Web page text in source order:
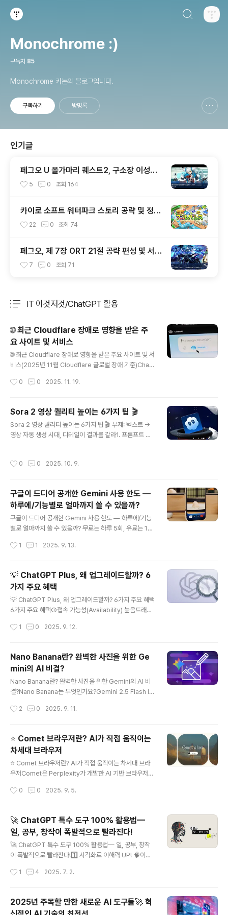
Monochrome :)
구독자 85
Monochrome 카논의 블로그입니다.
구독하기 방명록
인기글
페그오 U 올가마리 퀘스트2, 구소장 이성의
신 아쿠아마리 공략전
5 0 조회 164
카이로 소프트 워터파크 스토리 공략 및 정보
글 22 0 조회 74
페그오, 제 7장 ORT 21절 공략 편성 및 서번
트 출전 순서 공략
7 0 조회 71
IT 이것저것/ChatGPT 활용
🌐 최근 Cloudflare 장애로 영향을 받은 주
요 사이트 및 서비스
🌐 최근 Cloudflare 장애로 영향을 받은 주요 사이트 및 서
비스(2025년 11월 Cloudflare 글로벌 장애 기준)Chat
부에 문제가 발생. AP News+2mint+2X (이전 Twitte
융 타임스+1Spotify: 스트리밍 및 웹 서비스 접속에 장애
보고됨. 포브스+1Canva: 디자인 웹서비스 일부 기능이
중단된 것으로 보도됨. Houston Chronicle+1PayPal:
일부 보도에서 결제 서비스 지연 또는 오류 발생. 포브스+1
0 0 2025. 11. 19.
Sora 2 영상 퀄리티 높이는 6가지 팁 🎬
Sora 2 영상 퀄리티 높이는 6가지 팁 🎬 부제: 텍스트 →
영상 자동 생성 시대, 디테일이 결과를 갈라1. 프롬프트 설
나올 수 있음예: “도심 거리 배경, 황혼 무드, 인물이 걸음을
등이 개선된 버전이라, 이런 디테일을 잘 살려주는 프롬프
트가 효과적임 PC Gamer+12. 카메라 앵글 & 무빙 지시
어 사용하기“카메라 줌 인 / 패닝 / 틸트 / 트랙킹” 같은 앵
글 변화 지시어가 영상에 역동성 부여고정된 뷰만 계속 나
0 0 2025. 10. 9.
구글이 드디어 공개한 Gemini 사용 한도 —
하루에/기능별로 얼마까지 쓸 수 있을까?
구글이 드디어 공개한 Gemini 사용 한도 — 하루에/기능
별로 얼마까지 쓸 수 있을까? 무료는 하루 5회, 유료는 10
랜별·기능별 정리와 실사용 팁 (포스팅용 가독성 구성) ✨
s.txt 제한으로 제가 직접 열람할 수 없었습니다. 그래서 동
일 뉴스(구글이 공개한 사용 한도)를 공식 구글 도움말 페
이지와 The Verge / 9to5Google / Android Centra
l 등 주요 매체 기사, 그리고 개발자용 문서(Cloud·API 쿼
터)를 교차 확인해 원문 내용 + 추가 정보를 항목별로 정리
Gemini 2.5 Pr..
1 1 2025. 9. 13.
💡 ChatGPT Plus, 왜 업그레이드할까? 6
가지 주요 혜택
💡 ChatGPT Plus, 왜 업그레이드할까? 6가지 주요 혜택
6가지 주요 혜택①접속 가능성(Availability) 높음트래픽
되어, “서버 과부하로 잠시 대기 중” 메시지를 덜 보게 됩니
조금 덜 할 가능성이 높아요. Medium③GPT-4 모델 사
용 가능GPT-4가 무료버전보다 더 정교하고, 문맥 처리 능
력과 긴 대화 유지능력이 우수합니다. Medium④새 기능
우선 접근OpenAI가 새 기능이나 개선을 도입할 때, Plus
플러그인(Plugin) 확장..
1 0 2025. 9. 12.
Nano Banana란? 완벽한 사진을 위한 Ge
mini의 AI 비결?
Nano Banana란? 완벽한 사진을 위한 Gemini의 AI 비
결?Nano Banana는 무엇인가요?Gemini 2.5 Flash Im
d가 개발한 새로운 AI 이미지 편집 모델입니다. Gemini
일관성 있게 변형해 줍니다.주요 기능과 특징일관성 유지
기반 편집사람, 반려동물, 사물 등을 반복적으로 편집해도
동일성이 유지되며, "나 자신 같은 느낌"을 잃지 않습니다.
스튜디오급 스타일 편집헤어스타일 및 배경 변경만화 스타
일, 파티 분위기, 영화 속 장면 등 다양한 분위기 전환조명
3D "피규어" 트렌드 인기사용자 사진을 작고 ..
2 0 2025. 9. 11.
⭐ Comet 브라우저란? AI가 직접 움직이는
차세대 브라우저
⭐ Comet 브라우저란? AI가 직접 움직이는 차세대 브라
우저Comet은 Perplexity가 개발한 AI 기반 브라우저
mium) 기반이어서 익숙한 인터페이스를 그대로 유지하면
게 웹을 다룰 수 있는 게 특징입니다.먼저 접근성 면에서는
초기에는 월 $200의 Max 요금제에서만 제공되었지만,
이후 $20 Pro 구독자에게도 확장되어 더 많은 사람들이
체험할 수 있게 되었습니다.🖥️ 익숙하지만 새로운 경험크롬
확장 프로그램과 동일하게 사용할 수 있어 적응이 쉽습니
할 때 바로 호출 가능합니다.홈 화면은 단순한 검색창이 아
0 0 2025. 9. 5.
🚀 ChatGPT 특수 도구 100% 활용법—
일, 공부, 창작이 폭발적으로 빨라진다!
🚀 ChatGPT 특수 도구 100% 활용법— 일, 공부, 창작
이 폭발적으로 빨라진다!1️⃣ 시각화로 이해력 UP! 🧠이미
할 수 있어요.벤 다이어그램, 타임라인, 지도, 플로우차트
미지, 프레젠테이션 구상도 빠르게 구현 가능!예시: “세 가
지 제품군의 차이점을 벤 다이어그램으로 보여줘” → 바로
1 4 2025. 7. 2.
2025년 주목할 만한 새로운 AI 도구들🚀 혁